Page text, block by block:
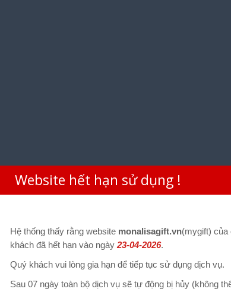
Website hết hạn sử dụng !
Hệ thống thấy rằng website monalisagift.vn(mygift) của
khách đã hết hạn vào ngày 23-04-2026.
Quý khách vui lòng gia hạn để tiếp tục sử dụng dịch vụ.
Sau 07 ngày toàn bộ dịch vụ sẽ tự động bị hủy (không